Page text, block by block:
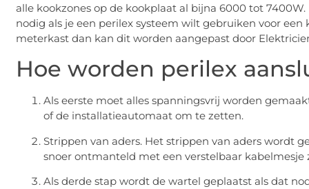
alle kookzones op de kookplaat al bijna 6000 tot
nodig als je een perilex systeem wilt gebruiken voor
meterkast dan kan dit worden aangepast door
Hoe worden perilex
Als eerste moet alles spanningsvrij worden
of de installatieautomaat om te zetten.
Strippen van aders. Het strippen van aders wordt
snoer ontmanteld met een verstelbaar kabelmesje
Als derde stap wordt de wartel geplaatst als dat